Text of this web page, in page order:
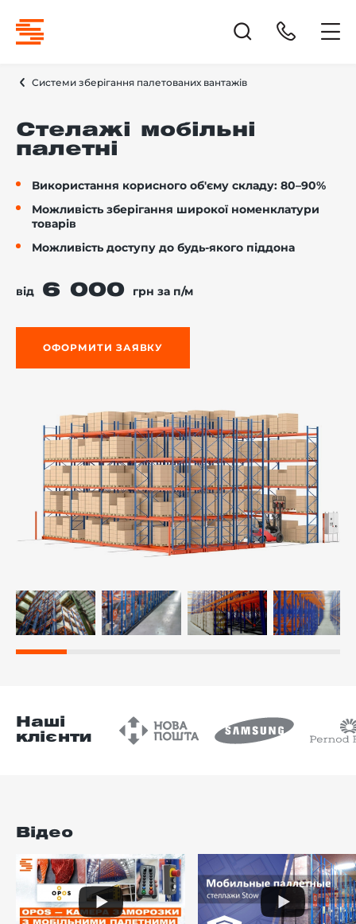
Системи зберігання палетованих вантажів
Стелажі мобільні
палетні
Використання корисного об'єму складу: 80–90%
Можливість зберігання широкої номенклатури
товарів
Можливість доступу до будь-якого піддона
від 6 000 грн за п/м
ОФОРМИТИ ЗАЯВКУ
Наші
клієнти
Відео
поверх